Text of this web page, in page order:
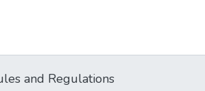
and Regulations